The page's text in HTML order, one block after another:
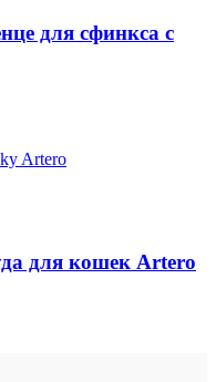
для сфинкса с
для кошек Artero